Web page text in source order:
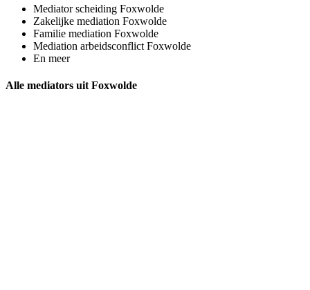
Mediator scheiding Foxwolde
Zakelijke mediation Foxwolde
Familie mediation Foxwolde
Mediation arbeidsconflict Foxwolde
En meer
Alle mediators uit Foxwolde